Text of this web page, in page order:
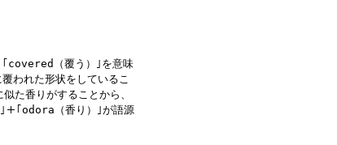
covered（覆う）｣を意味
われた形状をしているこ
た香りがすることから、
＋｢odora（香り）｣が語源